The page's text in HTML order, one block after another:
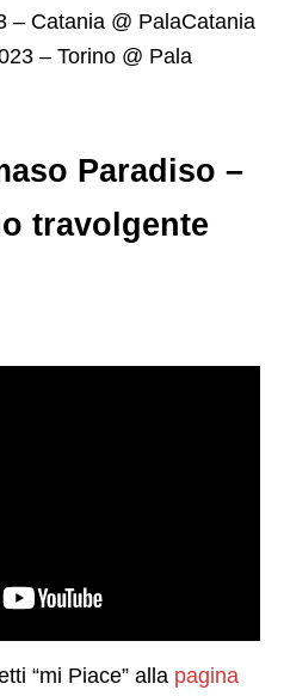
– Catania @ PalaCatania
– Torino @ Pala
Paradiso –
travolgente
“mi Piace” alla pagina